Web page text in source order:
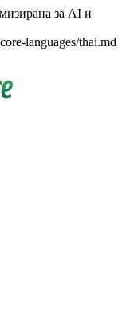
за AI и
languages/thai.md